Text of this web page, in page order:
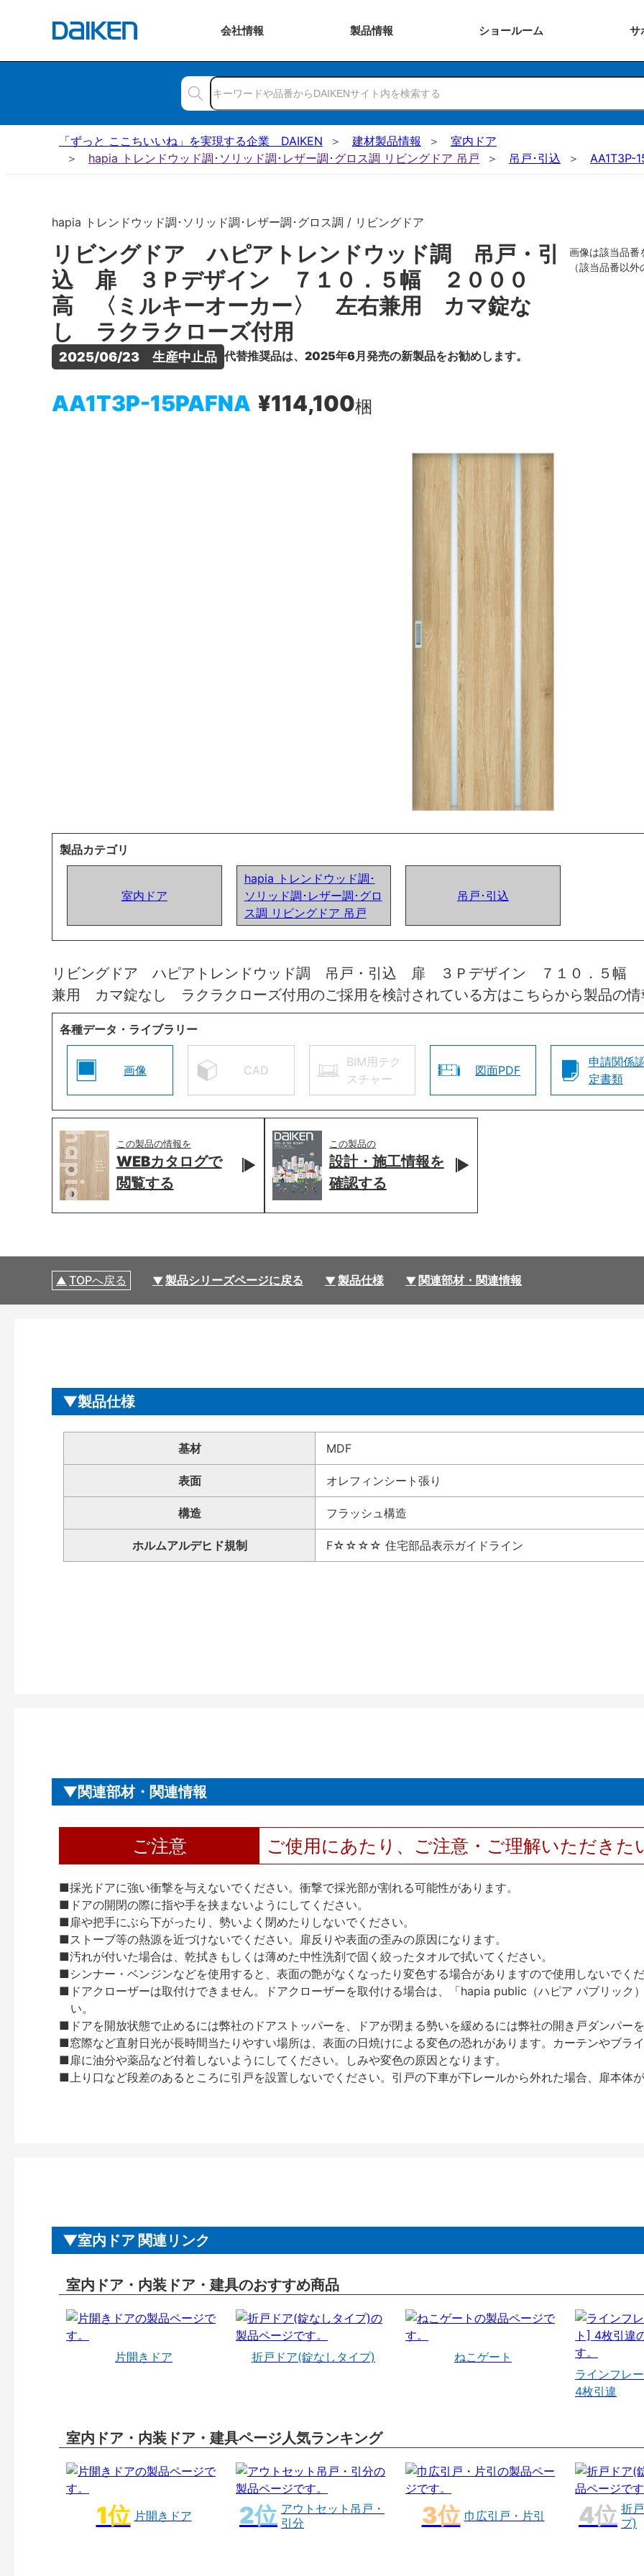
会社情報 製品情報 ショールーム サ
「ずっと ここちいいね」を実現する企業 DAIKEN 建材製品情報
室内ドア
hapia トレンドウッド調･ソリッド調･レザー調･グロス調 リビングドア 吊戸
吊戸･引込 AA1T3P-
hapia トレンドウッド調･ソリッド調･レザー調･グロス調 / リビングドア
リビングドア ハピアトレンドウッド調 吊戸・引
込 扉 ３Ｐデザイン ７１０．５幅 ２０００
高 〈ミルキーオーカー〉 左右兼用 カマ錠な
し ラクラクローズ付用
2025/06/23　生産中止品 代替推奨品は、2025年6月発売の新製品をお勧めします。
AA1T3P-15PAFNA ¥114,100梱
画像は該当品番
（該当品番以
製品カテゴリ
室内ドア
hapia トレンドウッド調･
ソリッド調･レザー調･グロ
ス調 リビングドア 吊戸
吊戸･引込
リビングドア ハピアトレンドウッド調 吊戸・引込 扉 ３Ｐデザイン ７１０．５幅
兼用 カマ錠なし ラクラクローズ付用のご採用を検討されている方はこちらから製品の情
各種データ・ライブラリー
画像 CAD
BIM用テク
スチャー
図面PDF
申請関係
定書類
この製品の情報を
WEBカタログで
閲覧する
この製品の
設計・施工情報を
確認する
TOPへ戻る 製品シリーズページに戻る 製品仕様 関連部材・関連情報
製品仕様
基材 MDF
表面 オレフィンシート張り
構造 フラッシュ構造
ホルムアルデヒド規制 F☆☆☆☆ 住宅部品表示ガイドライン
関連部材・関連情報
ご注意 ご使用にあたり、ご注意・ご理解いただきた
■採光ドアに強い衝撃を与えないでください。衝撃で採光部が割れる可能性があります。
■ドアの開閉の際に指や手を挟まないようにしてください。
■扉や把手にぶら下がったり、勢いよく閉めたりしないでください。
■ストーブ等の熱源を近づけないでください。扉反りや表面の歪みの原因になります。
■汚れが付いた場合は、乾拭きもしくは薄めた中性洗剤で固く絞ったタオルで拭いてください。
■シンナー・ベンジンなどを使用すると、表面の艶がなくなったり変色する場合がありますので使用しないでく
■ドアクローザーは取付けできません。ドアクローザーを取付ける場合は、「hapia public（ハピア パブリック
い。
■ドアを開放状態で止めるには弊社のドアストッパーを、ドアが閉まる勢いを緩めるには弊社の開き戸ダンパー
■窓際など直射日光が長時間当たりやすい場所は、表面の日焼けによる変色の恐れがあります。カーテンやブラ
■扉に油分や薬品など付着しないようにしてください。しみや変色の原因となります。
■上り口など段差のあるところに引戸を設置しないでください。引戸の下車が下レールから外れた場合、扉本体
室内ドア 関連リンク
室内ドア・内装ドア・建具のおすすめ商品
片開きドア 折戸ドア(錠なしタイプ)
ねこゲート
ラインフレ
4枚引違
室内ドア・内装ドア・建具ページ人気ランキング
片開きドア
アウトセット吊戸・
引分
巾広引戸・片引
折
プ)